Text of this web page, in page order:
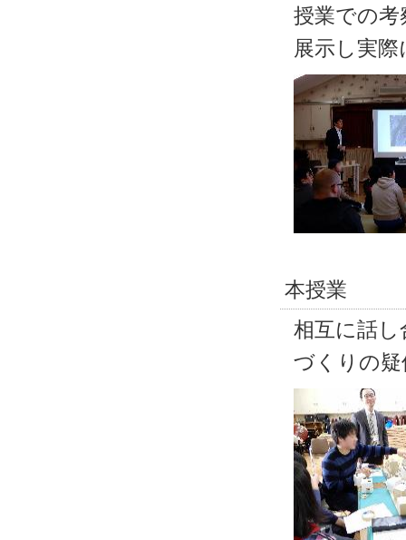
授業での
展示し実
本授業
相互に話
づくりの